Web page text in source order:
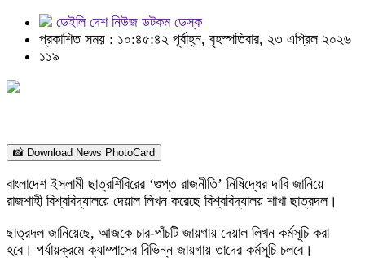
ডেইলি দেশ নিউজ ডটকম ডেস্ক
প্রকাশিত সময় : ১০:৪৫:৪২ পূর্বাহ্ন, বৃহস্পতিবার, ২৩ এপ্রিল ২০২৬
১১৯
📸 Download News PhotoCard
বাংলাদেশ ইসলামী ছাত্রশিবিরের ‘গুপ্ত রাজনীতি’ নিষিদ্ধের দাবি জানিয়ে
রাজশাহী বিশ্ববিদ্যালয়ে দেয়াল লিখন করেছে বিশ্ববিদ্যালয় শাখা ছাত্রদল।
ছাত্রদল জানিয়েছে, আজকে চার-পাঁচটি জায়গায় দেয়াল লিখন কর্মসূচি করা
হবে। পর্যায়ক্রমে ক্যাম্পাসের বিভিন্ন জায়গায় তাদের কর্মসূচি চলবে।